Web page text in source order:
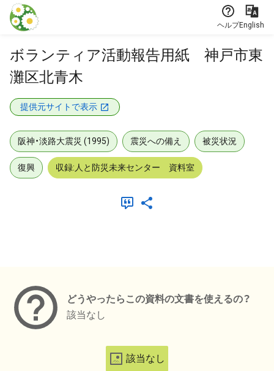
本文に飛ぶ
ヘルプEnglish
ボランティア活動報告用紙 神戸市東
灘区北青木
提供元サイトで表示
阪神・淡路大震災 (1995) 震災への備え 被災状況
復興 収録:人と防災未来センター 資料室
どうやったらこの資料の文書を使えるの？
該当なし
該当なし